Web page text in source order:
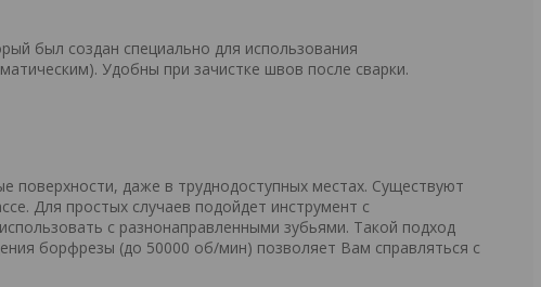
был создан специально для использования
Удобны при зачистке швов после сварки.
даже в труднодоступных местах. Существуют
Для простых случаев подойдет инструмент с
с разнонаправленными зубьями. Такой подход
борфрезы (до 50000 об/мин) позволяет Вам справляться с